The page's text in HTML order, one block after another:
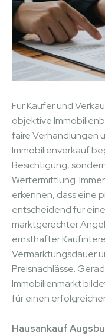
Für Käufer und
objektive
faire Verhandlungen
Immobilienverkauf
Besichtigung,
Wertermittlung.
erkennen, dass eine
entscheidend für
marktgerechter
ernsthafter
Vermarktungsdauer
Preisnachlässe.
Immobilienmarkt
für einen
Hausankauf